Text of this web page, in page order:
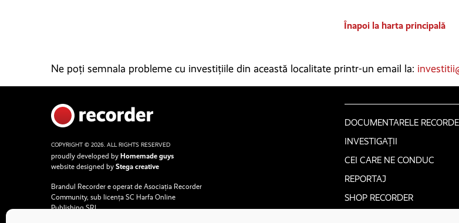
Înapoi la harta principală
Ne poți semnala probleme cu investițiile din această localitate printr-un email la:
COPYRIGHT © 2026. ALL RIGHTS RESERVED
proudly developed by Homemade guys
website designed by Stega creative
Brandul Recorder e operat de Asociația Recorder
Community, sub licența SC Harfa Online
Publishing SRL.
DOCUMENTARELE
INVESTIGAȚII
CEI CARE NE CONDUC
REPORTAJ
SHOP RECORDER